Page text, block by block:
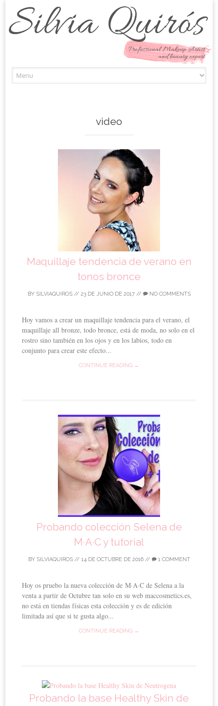
video
Maquillaje tendencia de verano en
tonos bronce
BY SILVIAQUIROS// 23 DE JUNIO DE 2017// NO COMMENTS
Hoy vamos a crear un maquillaje tendencia para el verano, el
maquillaje all bronze, todo bronce, está de moda, no solo en el
rostro sino también en los ojos y en los labios, todo en
conjunto para crear este efecto...
CONTINUE READING →
Probando colección Selena de
M·A·C y tutorial
BY SILVIAQUIROS// 14 DE OCTUBRE DE 2016// 1 COMMENT
Hoy os pruebo la nueva colección de M·A·C de Selena a la
venta a partir de Octubre tan solo en su web maccosmetics.es,
no está en tiendas físicas esta colección y es de edición
limitada así que si te gusta algo...
CONTINUE READING →
Probando la base Healthy Skin de